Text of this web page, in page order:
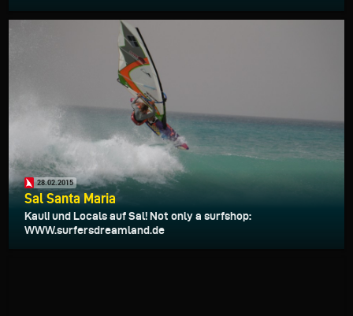
28.02.2015
Sal Santa Maria
Kauli und Locals auf Sal! Not only a surfshop:
WWW.surfersdreamland.de